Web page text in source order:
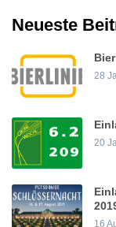
Neueste
28
20
16